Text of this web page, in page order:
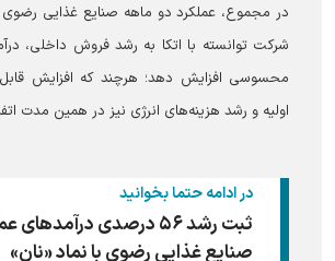
در مجموع، عملکرد دو ماهه صنایع غذایی
شرکت توانسته با اتکا به رشد فروش داخلی،
محسوسی افزایش دهد؛ هرچند که افزایش
اولیه و رشد هزینه‌های انرژی نیز در همین مدت
در ادامه حتما بخوانید
ثبت رشد ۵۶ درصدی درآمد‌های
صنایع غذایی رضوی با نماد «نان»